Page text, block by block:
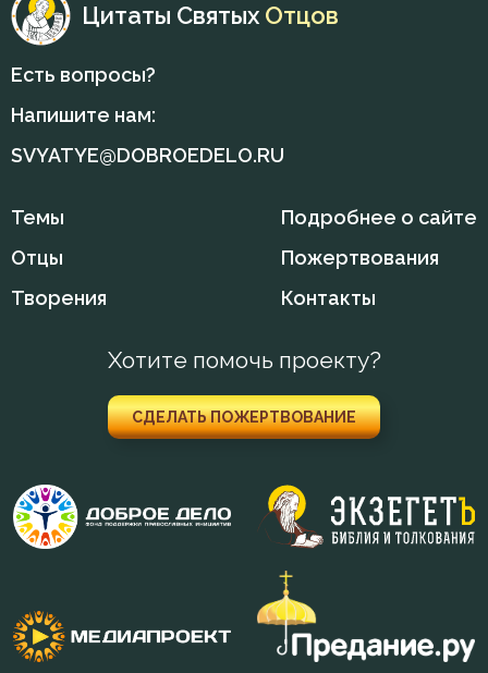
Цитаты Святых Отцов
Есть вопросы?
Напишите нам:
SVYATYE@DOBROEDELO.RU
Темы
Отцы
Творения
Подробнее о сайте
Пожертвования
Контакты
Хотите помочь проекту?
СДЕЛАТЬ ПОЖЕРТВОВАНИЕ